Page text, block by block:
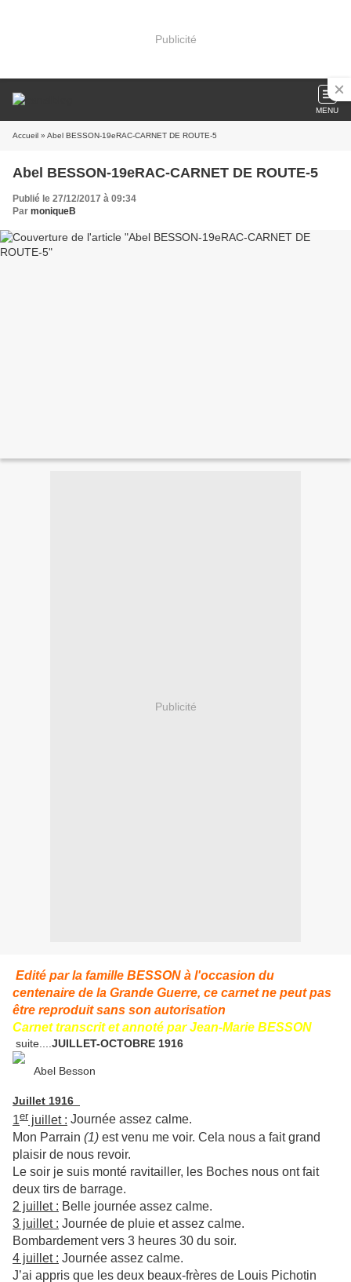
Publicité
MENU
Accueil » Abel BESSON-19eRAC-CARNET DE ROUTE-5
Abel BESSON-19eRAC-CARNET DE ROUTE-5
Publié le 27/12/2017 à 09:34
Par moniqueB
Publicité
Edité par la famille BESSON à l'occasion du
centenaire de la Grande Guerre, ce carnet ne peut pas
être reproduit sans son autorisation
Carnettranscrit et annoté par Jean-Marie BESSON
suite.... JUILLET-OCTOBRE 1916
Abel Besson
Juillet 1916
1er juillet : Journée assez calme.
Mon Parrain (1) est venu me voir. Cela nous a fait grand
plaisir de nous revoir.
Le soir je suis monté ravitailler, les Boches nous ont fait
deux tirs de barrage.
2 juillet : Belle journée assez calme.
3 juillet : Journée de pluie et assez calme.
Bombardement vers 3 heures 30 du soir.
4 juillet : Journée assez calme.
J’ai appris que les deux beaux-frères de Louis Pichotin